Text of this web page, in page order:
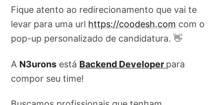
Fique atento ao redirecionamento que vai te
levar para uma url https://coodesh.com com o
pop-up personalizado de candidatura. 👋
A N3urons está Backend Developer para
compor seu time!